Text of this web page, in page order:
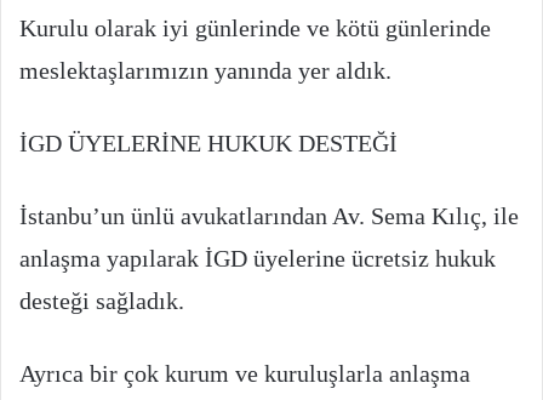
Kurulu olarak iyi günlerinde ve kötü günlerinde
meslektaşlarımızın yanında yer aldık.
İGD ÜYELERİNE HUKUK DESTEĞİ
İstanbu’un ünlü avukatlarından Av. Sema Kılıç, ile
anlaşma yapılarak İGD üyelerine ücretsiz hukuk
desteği sağladık.
Ayrıca bir çok kurum ve kuruluşlarla anlaşma